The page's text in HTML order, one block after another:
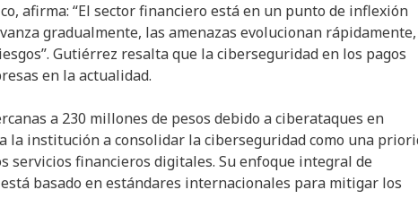
afirma: “El sector financiero está en un punto de inflexión
gradualmente, las amenazas evolucionan rápidamente,
Gutiérrez resalta que la ciberseguridad en los pagos
en la actualidad.
a 230 millones de pesos debido a ciberataques en
la institución a consolidar la ciberseguridad como una
servicios financieros digitales. Su enfoque integral de
basado en estándares internacionales para mitigar los